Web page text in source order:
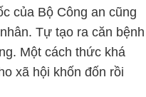
của Bộ Công an cũng
Tự tạo ra căn bệnh
Một cách thức khá
xã hội khốn đốn rồi